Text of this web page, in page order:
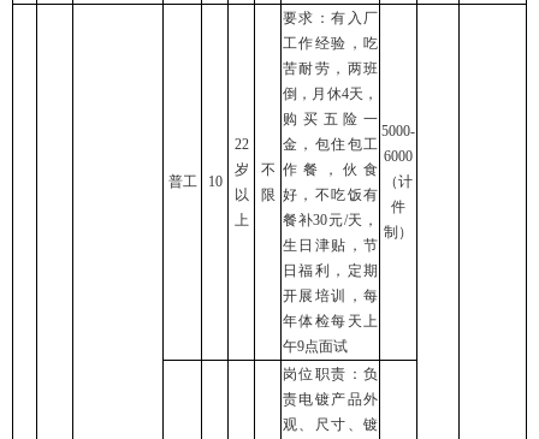
普工 10
22
岁
以
上
不
限
要求：有入厂
工作经验，吃
苦耐劳，两班
倒，月休4天，
购买五险一
金，包住包工
作餐，伙食
好，不吃饭有
餐补30元/天，
生日津贴，节
日福利，定期
开展培训，每
年体检每天上
午9点面试
5000-
6000
（计
件
制）
岗位职责：负
责电镀产品外
观、尺寸、镀